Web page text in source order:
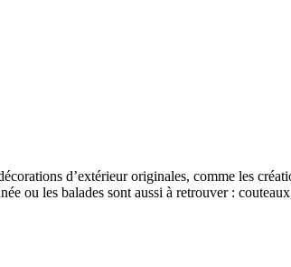
d’extérieur originales, comme les
ou les balades sont aussi à retrouver :